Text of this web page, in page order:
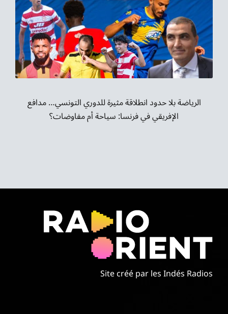
اقتصاد
مقالات
موسيقى الشرق
من نحن
الرياضة بلا حدود انطلاقة مثيرة للدوري التونسي… مدافع
الإفريقي في فرنسا: سياحة أم مفاوضات؟
Site créé par les Indés Radios